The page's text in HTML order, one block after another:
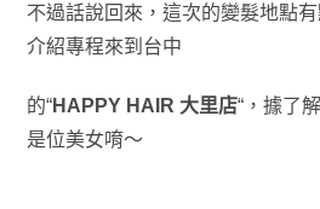
不過話說回來 ，這次的變髮地點有
介紹專程來到 台中
的“HAPPY HAIR 大里店“，據了
是位美女唷～